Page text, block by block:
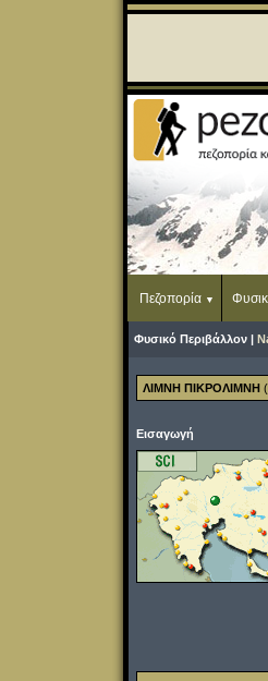
Πεζοπορία
Φυσικό Περιβάλλον |
ΛΙΜΝΗ ΠΙΚΡΟΛΙΜΝΗ
Εισαγωγή